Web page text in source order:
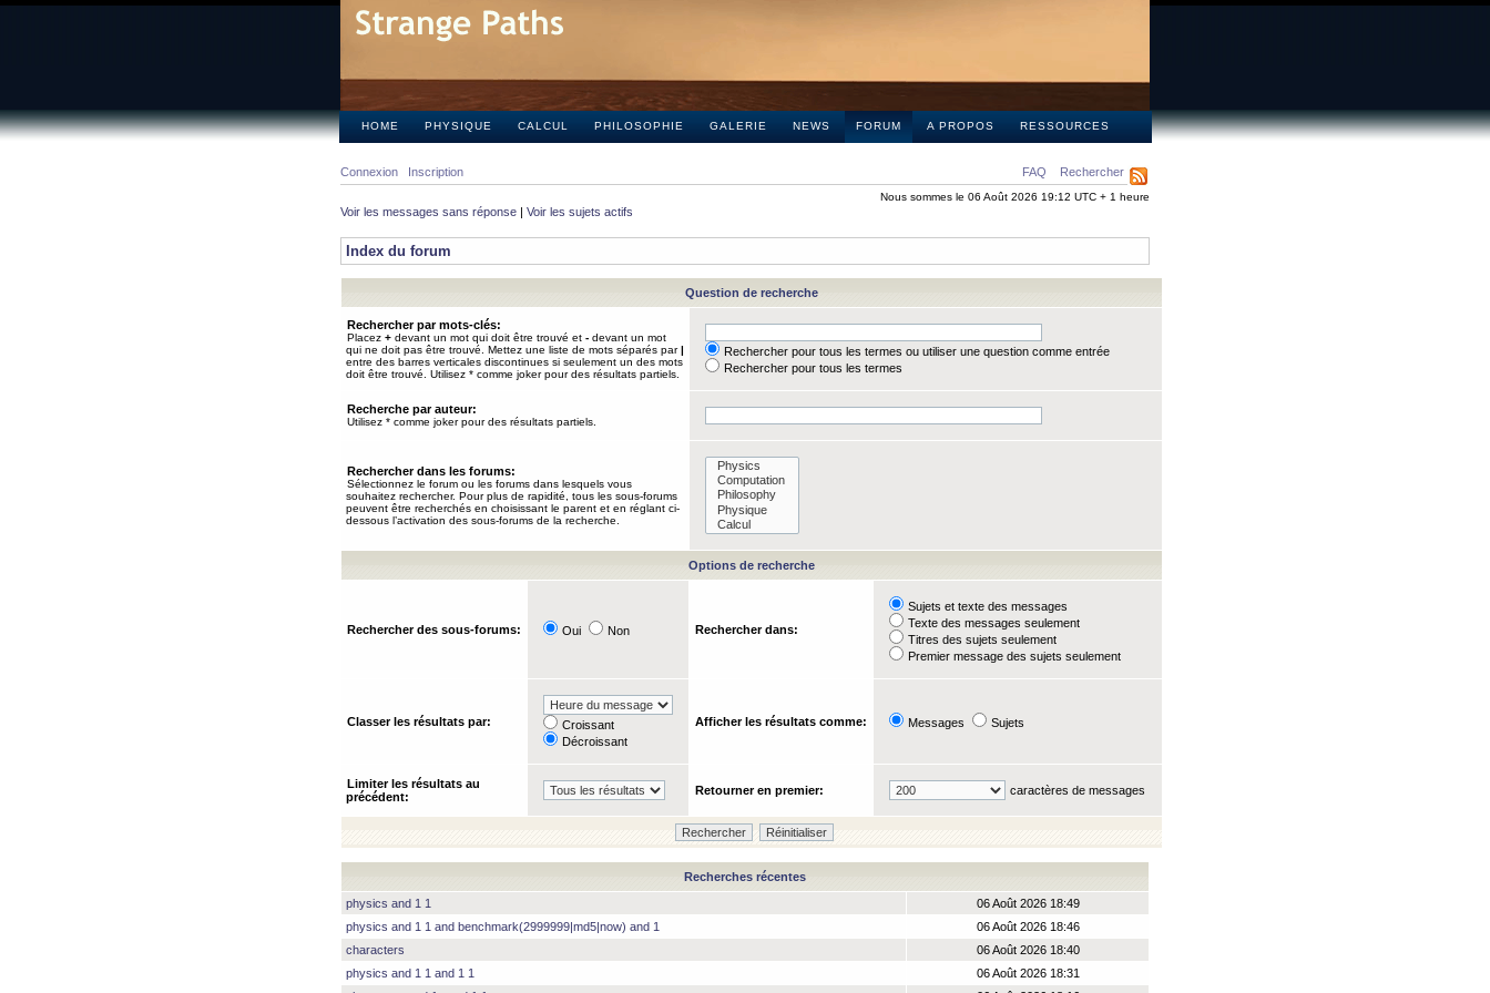
HOME PHYSIQUE CALCUL PHILOSOPHIE GALERIE NEWS FORUM A PROPOS RESSOURCES
FAQ Rechercher
Connexion Inscription
Nous sommes le 06 Août 2026 19:12 UTC + 1 heure
Voir les messages sans réponse | Voir les sujets actifs
Index du forum
Question de recherche
Rechercher par mots-clés:
Placez + devant un mot qui doit être trouvé et - devant un mot
qui ne doit pas être trouvé. Mettez une liste de mots séparés par|
entre des barres verticales discontinues si seulement un des mots
doit être trouvé. Utilisez * comme joker pour des résultats partiels.
Rechercher pour tous les termes ou utiliser une question comme entrée
Rechercher pour tous les termes
Recherche par auteur:
Utilisez * comme joker pour des résultats partiels.
Rechercher dans les forums:
Sélectionnez le forum ou les forums dans lesquels vous
souhaitez rechercher. Pour plus de rapidité, tous les sous-forums
peuvent être recherchés en choisissant le parent et en réglant ci-
dessous l’activation des sous-forums de la recherche.
Options de recherche
Rechercher des sous-forums: Oui Non Rechercher dans:
Sujets et texte des messages
Texte des messages seulement
Titres des sujets seulement
Premier message des sujets seulement
Classer les résultats par:
Croissant
Décroissant
Afficher les résultats comme: Messages Sujets
Limiter les résultats au
précédent:
Retourner en premier: caractères de messages
Recherches récentes
physics and 1 1
06 Août 2026 18:49
physics and 1 1 and benchmark(2999999|md5|now) and 1
06 Août 2026 18:46
characters
06 Août 2026 18:40
physics and 1 1 and 1 1
06 Août 2026 18:31